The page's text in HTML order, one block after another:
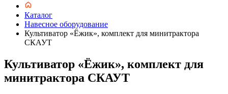
Каталог
Навесное оборудование
Культиватор «Ёжик», комплект для минитрактора
СКАУТ
Культиватор «Ёжик», комплект для
минитрактора СКАУТ